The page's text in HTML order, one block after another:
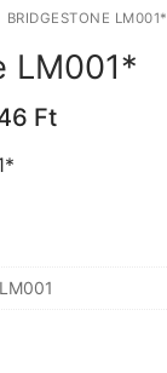
BRIDGESTONE LM001*
LM001*
FtCurrent